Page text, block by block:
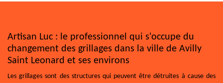
Artisan Luc : le professionnel qui s'occupe du
changement des grillages dans la ville de Avilly
Saint Leonard et ses environs
Les grillages sont des structures qui peuvent être détruites à cause des